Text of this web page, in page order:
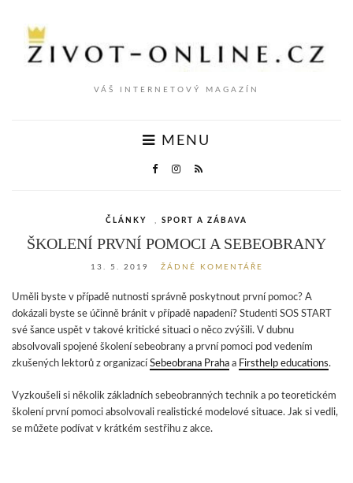
VÁŠ INTERNETOVÝ MAGAZÍN
MENU
ČLÁNKY SPORT A ZÁBAVA
ŠKOLENÍ PRVNÍ POMOCI A SEBEOBRANY
13. 5. 2019 ŽÁDNÉ KOMENTÁŘE
Uměli byste v případě nutnosti správně poskytnout první pomoc? A
dokázali byste se účinně bránit v případě napadení? Studenti SOS START
své šance uspět v takové kritické situaci o něco zvýšili. V dubnu
absolvovali spojené školení sebeobrany a první pomoci pod vedením
zkušených lektorů z organizací Sebeobrana Praha a Firsthelp educations.
Vyzkoušeli si několik základních sebeobranných technik a po teoretickém
školení první pomoci absolvovali realistické modelové situace. Jak si vedli,
se můžete podívat v krátkém sestřihu z akce.